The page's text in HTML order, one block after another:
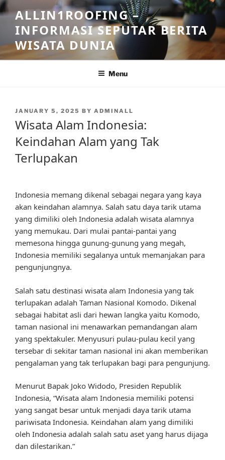
Skip
to
content
ALLIN1ROOFING –
INFORMASI SEPUTAR BERITA
WISATA DUNIA
Menu
POSTED
JANUARY 5, 2025 BY ADMINALL
Wisata Alam Indonesia:
Keindahan Alam yang Tak
Terlupakan
Indonesia memang dikenal sebagai negara yang kaya
akan keindahan alamnya. Salah satu daya tarik utama
yang dimiliki oleh Indonesia adalah wisata alamnya
yang memukau. Dari mulai pantai-pantai yang
memesona hingga gunung-gunung yang megah,
Indonesia memiliki segalanya untuk memanjakan para
pengunjungnya.
Salah satu destinasi wisata alam Indonesia yang tak
terlupakan adalah Taman Nasional Komodo. Dikenal
sebagai habitat asli dari hewan langka yaitu Komodo,
taman nasional ini menawarkan pemandangan alam
yang spektakuler. Menyusuri pulau-pulau kecil yang
tersebar di sekitar taman nasional ini akan memberikan
pengalaman yang tak terlupakan bagi para pengunjung.
Menurut Bapak Joko Widodo, Presiden Republik
Indonesia, “Wisata alam Indonesia memiliki potensi
yang sangat besar untuk menjadi daya tarik utama
pariwisata Indonesia. Keindahan alam yang dimiliki
oleh Indonesia adalah salah satu aset yang harus dijaga
dan dilestarikan.”